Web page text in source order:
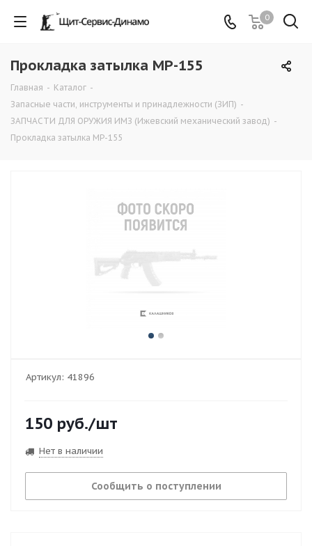
0
Прокладка затылка МР-155
Главная - Каталог -
Запасные части, инструменты и принадлежности (ЗИП) -
ЗАПЧАСТИ ДЛЯ ОРУЖИЯ ИМЗ (Ижевский механический завод) -
Прокладка затылка МР-155
Артикул: 41896
150 руб./шт
Нет в наличии
Сообщить о поступлении